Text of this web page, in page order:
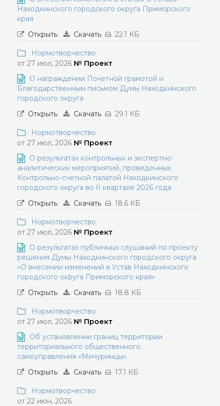
Находкинского городского округа Приморского
края
Открыть
Скачать 22.1 КБ
Нормотворчество
от 27 июл, 2026 № Проект
О награждении Почетной грамотой и
Благодарственным письмом Думы Находкинского
городского округа
Открыть
Скачать 29.1 КБ
Нормотворчество
от 27 июл, 2026 № Проект
О результатах контрольных и экспертно-
аналитических мероприятий, проведенных
Контрольно-счетной палатой Находкинского
городского округа во II квартале 2026 года
Открыть
Скачать 18.6 КБ
Нормотворчество
от 27 июл, 2026 № Проект
О результатах публичных слушаний по проекту
решения Думы Находкинского городского округа
«О внесении изменений в Устав Находкинского
городского округа Приморского края»
Открыть
Скачать 18.8 КБ
Нормотворчество
от 27 июл, 2026 № Проект
Об установлении границ территории
территориального общественного
самоуправления «Мичуринцы»
Открыть
Скачать 17.1 КБ
Нормотворчество
от 22 июн, 2026